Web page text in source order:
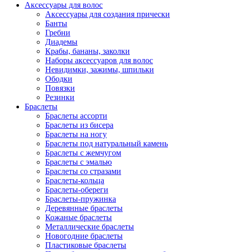
Аксессуары для волос
Аксессуары для создания прически
Банты
Гребни
Диадемы
Крабы, бананы, заколки
Наборы аксессуаров для волос
Невидимки, зажимы, шпильки
Ободки
Повязки
Резинки
Браслеты
Браслеты ассорти
Браслеты из бисера
Браслеты на ногу
Браслеты под натуральный камень
Браслеты с жемчугом
Браслеты с эмалью
Браслеты со стразами
Браслеты-кольца
Браслеты-обереги
Браслеты-пружинка
Деревянные браслеты
Кожаные браслеты
Металлические браслеты
Новогодние браслеты
Пластиковые браслеты